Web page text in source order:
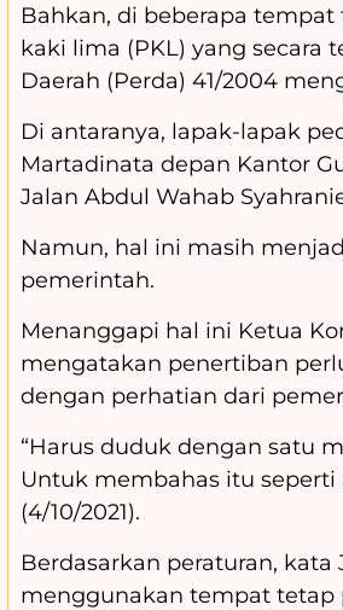
Bahkan, di beberapa
kaki lima (PKL) yang secara
Daerah (Perda) 41/2004
Di antaranya, lapak-lapak
Martadinata depan Kantor
Jalan Abdul Wahab
Namun, hal ini masih
pemerintah.
Menanggapi hal ini Ketua
mengatakan penertiban
dengan perhatian dari
“Harus duduk dengan satu
Untuk membahas itu seperti
(4/10/2021).
Berdasarkan peraturan,
menggunakan tempat tetap